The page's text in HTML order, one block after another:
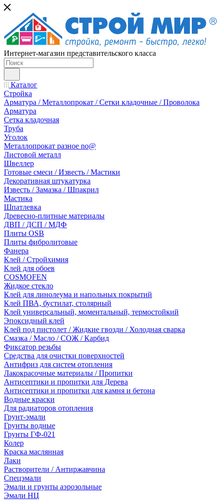
Интернет-магазин представительского класса
Каталог
Стройка
Арматура / Металлопрокат / Сетки кладочные / Проволока
Арматура
Сетка кладочная
Труба
Уголок
Металлопрокат разное no@
Листовой металл
Швеллер
Готовые смеси / Известь / Мастики
Декоративная штукатурка
Известь / Замазка / Шпакрил
Мастика
Шпатлевка
Древесно-плитные материалы
ДВП / ДСП / МДФ
Плиты OSB
Плиты фибролитовые
Фанера
Клей / Стройхимия
Клей для обоев
COSMOFEN
Жидкое стекло
Клей для линолеума и напольных покрытий
Клей ПВА, бустилат, столярный
Клей универсальный, моментальный, термостойкий
Эпоксидный клей
Клей под пистолет / Жидкие гвозди / Холодная сварка
Смазка / Масло / СОЖ / Карбид
Фиксатор резьбы
Средства для очистки поверхностей
Антифриз для систем отопления
Лакокрасочные материалы / Пропитки
Антисептики и пропитки для Дерева
Антисептики и пропитки для камня и бетона
Водные краски
Для радиаторов отопления
Грунт-эмали
Грунты водные
Грунты ГФ-021
Колер
Краска маслянная
Лаки
Растворители / Антиржавчина
Спецэмали
Эмали и грунты аэрозольные
Эмали НЦ